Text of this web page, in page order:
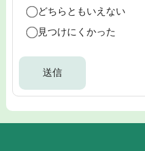
どちらともいえない
見つけにくかった